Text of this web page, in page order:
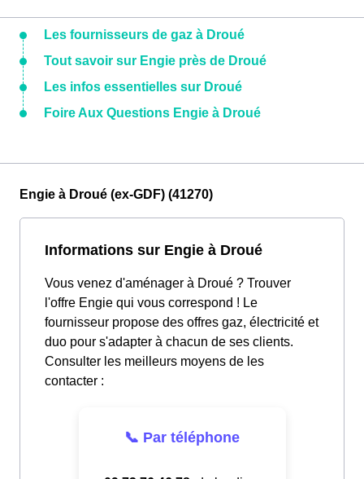
Les fournisseurs de gaz à Droué
Tout savoir sur Engie près de Droué
Les infos essentielles sur Droué
Foire Aux Questions Engie à Droué
Engie à Droué (ex-GDF) (41270)
Informations sur Engie à Droué
Vous venez d'aménager à Droué ? Trouver
l'offre Engie qui vous correspond ! Le
fournisseur propose des offres gaz, électricité et
duo pour s'adapter à chacun de ses clients.
Consulter les meilleurs moyens de les
contacter :
📞 Par téléphone